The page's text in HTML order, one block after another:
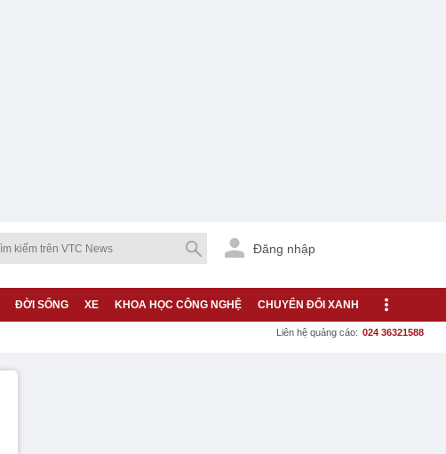
Đăng nhập
ĐỜI SỐNG XE KHOA HỌC CÔNG NGHỆ CHUYỂN ĐỔI XANH
Liên hệ quảng cáo: 024 36321588